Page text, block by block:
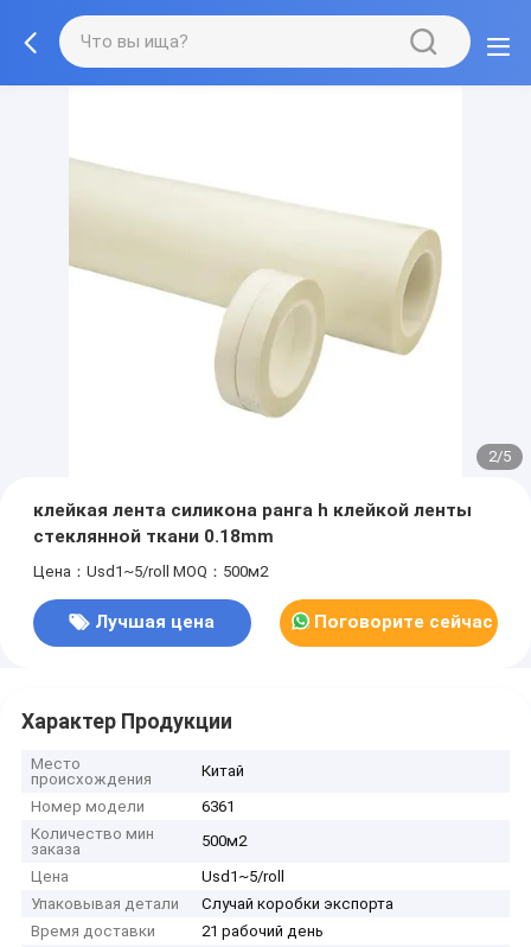
2/5
клейкая лента силикона ранга h клейкой ленты
стеклянной ткани 0.18mm
Цена：Usd1~5/roll MOQ：500м2
Лучшая цена Поговорите сейчас
Характер Продукции
Место
происхождения
Китай
Номер модели
6361
Количество мин
заказа
500м2
Цена
Usd1~5/roll
Упаковывая детали
Случай коробки экспорта
Время доставки
21 рабочий день